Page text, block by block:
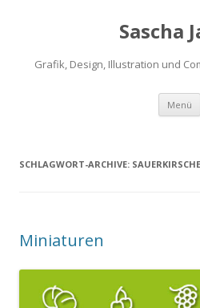
Sascha
Grafik, Design, Illustration und
Menü
SCHLAGWORT-ARCHIVE: SAUERKIRSCHE
Miniaturen